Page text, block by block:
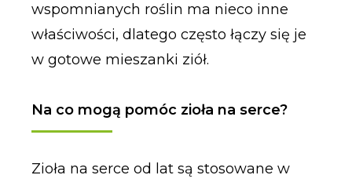
wspomnianych roślin ma nieco inne
właściwości, dlatego często łączy się je
w gotowe mieszanki ziół.
Na co mogą pomóc zioła na serce?
Zioła na serce od lat są stosowane w